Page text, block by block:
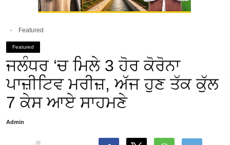
Featured
Featured
ਜਲੰਧਰ ‘ਚ ਮਿਲੇ 3 ਹੋਰ ਕੋਰੋਨਾ
ਪਾਜ਼ੀਟਿਵ ਮਰੀਜ਼, ਅੱਜ ਹੁਣ ਤੱਕ ਕੁੱਲ
7 ਕੇਸ ਆਏ ਸਾਹਮਣੇ
Admin